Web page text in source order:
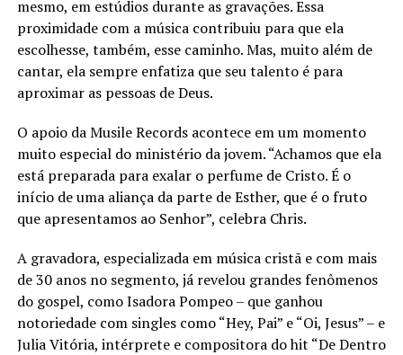
mesmo, em estúdios durante as gravações. Essa
proximidade com a música contribuiu para que ela
escolhesse, também, esse caminho. Mas, muito além de
cantar, ela sempre enfatiza que seu talento é para
aproximar as pessoas de Deus.
O apoio da Musile Records acontece em um momento
muito especial do ministério da jovem. “Achamos que ela
está preparada para exalar o perfume de Cristo. É o
início de uma aliança da parte de Esther, que é o fruto
que apresentamos ao Senhor”, celebra Chris.
A gravadora, especializada em música cristã e com mais
de 30 anos no segmento, já revelou grandes fenômenos
do gospel, como Isadora Pompeo – que ganhou
notoriedade com singles como “Hey, Pai” e “Oi, Jesus” – e
Julia Vitória, intérprete e compositora do hit “De Dentro